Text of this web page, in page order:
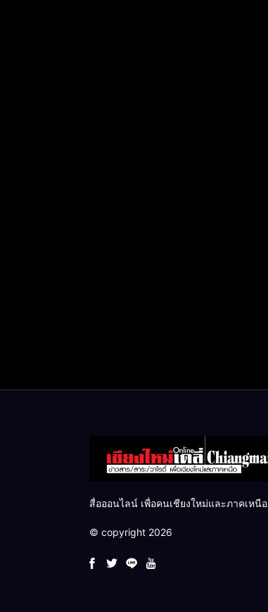
สื่อออนไลน์ เพื่อคนเชียงใหม่และภาคเหนือ
© copyright 2026